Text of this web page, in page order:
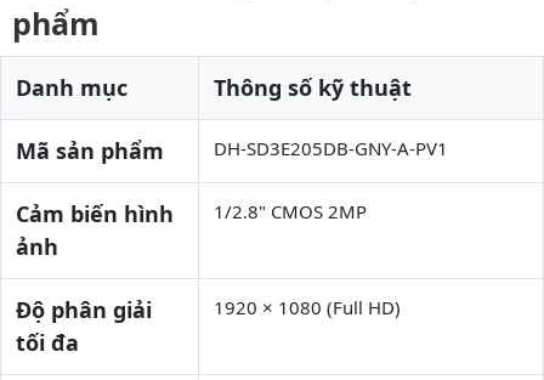
phẩm
Danh mục Thông số kỹ thuật
Mã sản phẩm DH-SD3E205DB-GNY-A-PV1
Cảm biến hình
ảnh
1/2.8" CMOS 2MP
Độ phân giải
tối đa
1920 × 1080 (Full HD)